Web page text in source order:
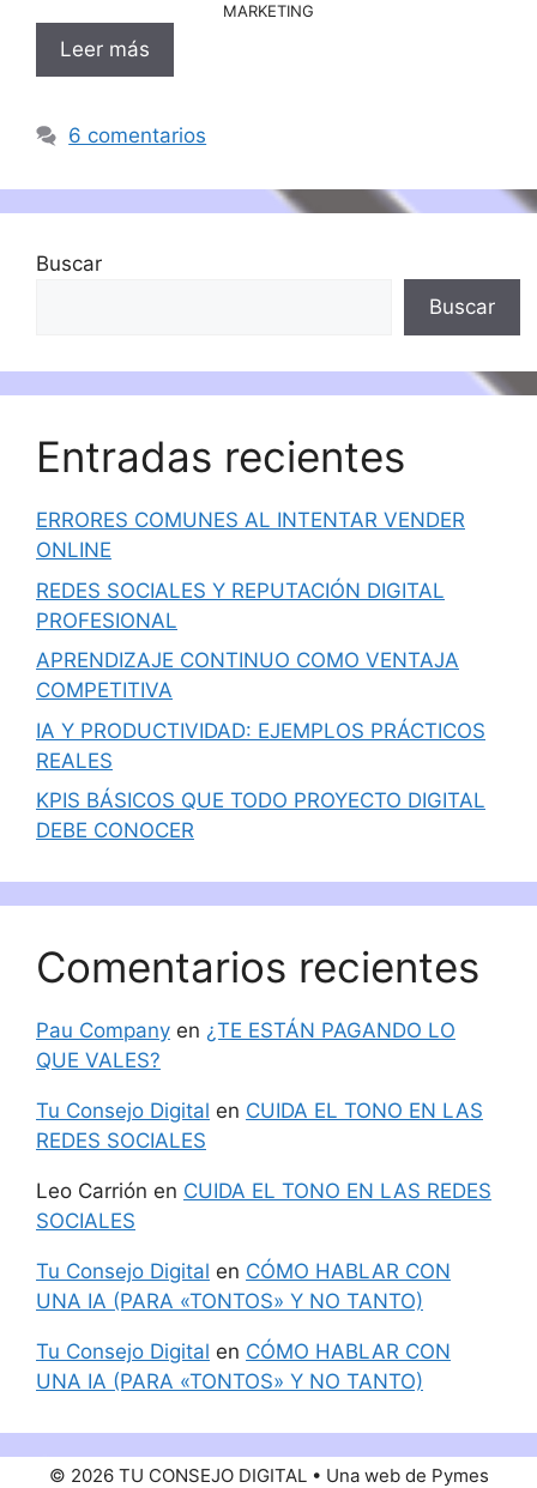
MARKETING
Leer más
6 comentarios
Buscar
Buscar
Entradas recientes
ERRORES COMUNES AL INTENTAR VENDER
ONLINE
REDES SOCIALES Y REPUTACIÓN DIGITAL
PROFESIONAL
APRENDIZAJE CONTINUO COMO VENTAJA
COMPETITIVA
IA Y PRODUCTIVIDAD: EJEMPLOS PRÁCTICOS
REALES
KPIS BÁSICOS QUE TODO PROYECTO DIGITAL
DEBE CONOCER
Comentarios recientes
Pau Company en ¿TE ESTÁN PAGANDO LO
QUE VALES?
Tu Consejo Digital en CUIDA EL TONO EN LAS
REDES SOCIALES
Leo Carrión en CUIDA EL TONO EN LAS REDES
SOCIALES
Tu Consejo Digital en CÓMO HABLAR CON
UNA IA (PARA «TONTOS» Y NO TANTO)
Tu Consejo Digital en CÓMO HABLAR CON
UNA IA (PARA «TONTOS» Y NO TANTO)
© 2026 TU CONSEJO DIGITAL • Una web de Pymes